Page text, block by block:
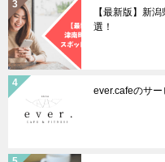
【最新版】新
選！
ever.cafeのサー